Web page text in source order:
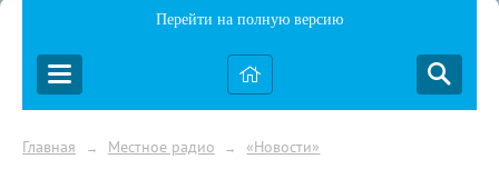
Перейти на полную версию
Главная → Местное радио → «Новости»